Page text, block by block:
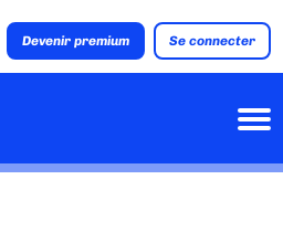
Devenir premium Se connecter